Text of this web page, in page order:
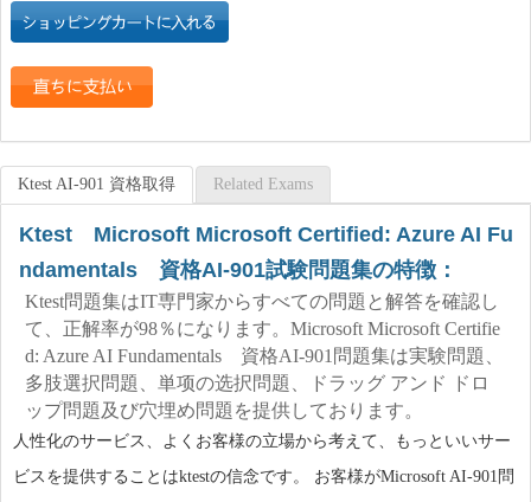
Ktest AI-901 資格取得 Related Exams
Ktest Microsoft Microsoft Certified: Azure AI Fu
ndamentals 資格AI-901試験問題集の特徴：
Ktest問題集はIT専門家からすべての問題と解答を確認し
て、正解率が98％になります。Microsoft Microsoft Certifie
d: Azure AI Fundamentals 資格AI-901問題集は実験問題、
多肢選択問題、単项の选択問題、ドラッグ アンド ドロ
ップ問題及び穴埋め問題を提供しております。
人性化のサービス、よくお客様の立場から考えて、もっといいサー
ビスを提供することはktestの信念です。 お客様がMicrosoft AI-901問